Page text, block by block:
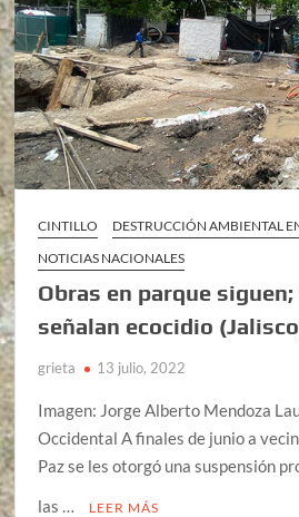
CINTILLO DESTRUCCIÓN AMBIENTAL
NOTICIAS NACIONALES
Obras en parque
señalan ecocidio
grieta 13 julio, 2022
Imagen: Jorge Alberto Mendoza
Occidental A finales de junio a
Paz se les otorgó una suspensión
las …
LEER MÁS